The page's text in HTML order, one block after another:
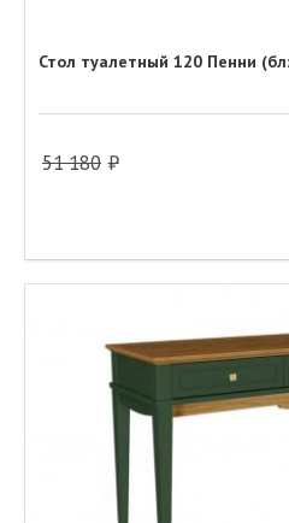
Стол туалетный 120 Пенни
51 180